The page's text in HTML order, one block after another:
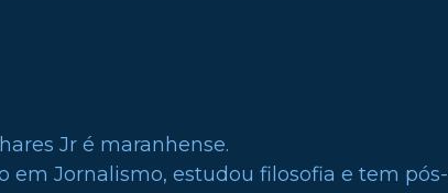
Jr é maranhense.
em Jornalismo, estudou filosofia e tem pós-